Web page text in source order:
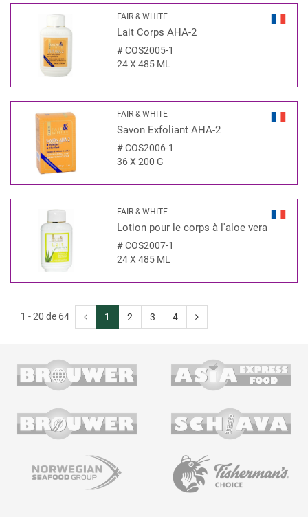
FAIR & WHITE
Lait Corps AHA-2
#COS2005-1
24 X 485 ML
FAIR & WHITE
Savon Exfoliant AHA-2
#COS2006-1
36 X 200 G
FAIR & WHITE
Lotion pour le corps à l'aloe vera
#COS2007-1
24 X 485 ML
1 - 20 de 64 1 2 3 4